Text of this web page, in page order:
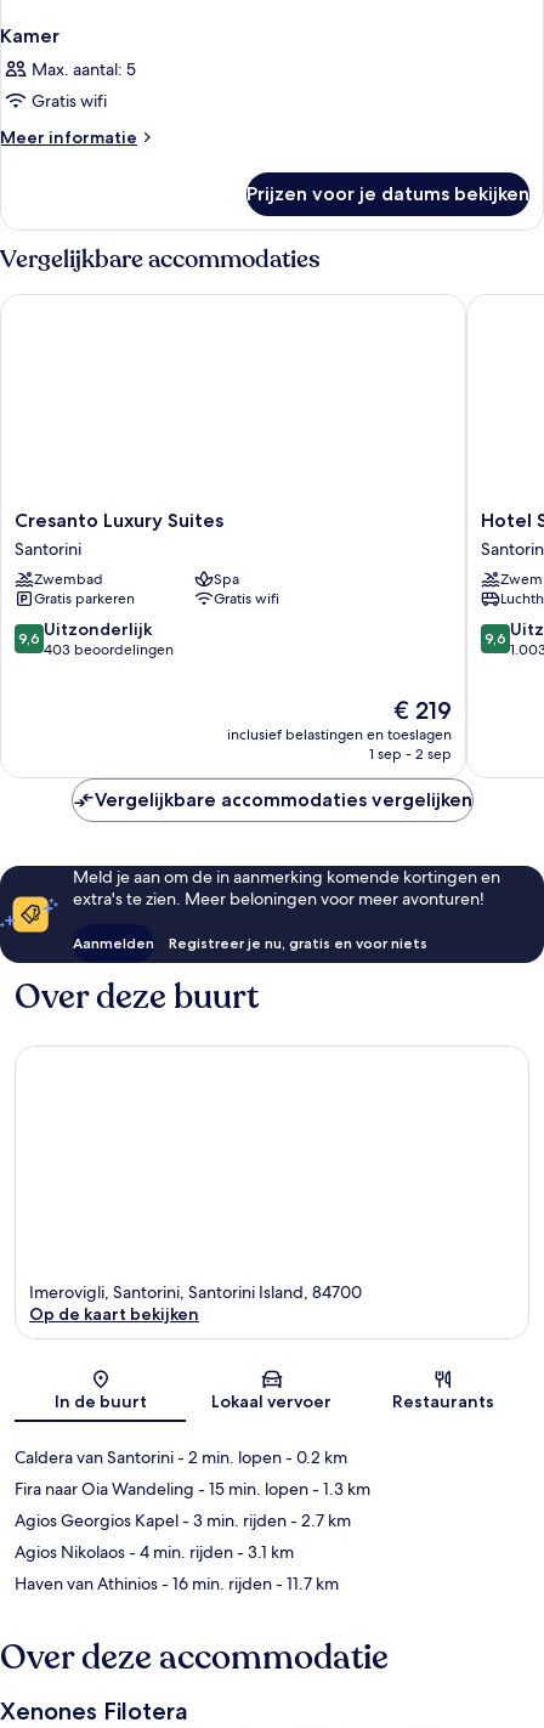
Kamer
Max. aantal: 5
Gratis wifi
Meer informatie
Meer
Prijzen voor je datums bekijken
Vergelijkbare accommodaties
Cresanto
Luxury
Suites
Santorini
Cresanto Luxury Suites
Santorini
Zwembad
Spa
Gratis parkeren
Gratis wifi
9.6
van
9,6 Uitzonderlijk
403 beoordelingen
De
prijs
is
€ 219
inclusief belastingen en toeslagen
1 sep - 2 sep
Cresanto Luxury Suites
Hotel
Sunny
Villas
Hotel
9.6
van
9,6
Hotel
Vergelijkbare accommodaties vergelijken
Meld je aan om de in aanmerking komende kortingen en
extra's te zien. Meer beloningen voor meer avonturen!
Aanmelden Registreer je nu, gratis en voor niets
Over deze buurt
Kaart
Imerovigli, Santorini, Santorini Island, 84700
Op de kaart bekijken
In de buurt Lokaal vervoer Restaurants
Caldera van Santorini- 2 min. lopen- 0.2 km
Fira naar Oia Wandeling - 15 min. lopen- 1.3 km
Agios Georgios Kapel- 3 min. rijden- 2.7 km
Agios Nikolaos- 4 min. rijden- 3.1 km
Haven van Athinios- 16 min. rijden- 11.7 km
Over deze accommodatie
Xenones Filotera